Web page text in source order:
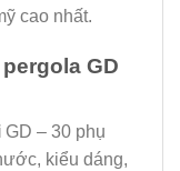
cao nhất.
GD
GD – 30 phụ
kiểu dáng,